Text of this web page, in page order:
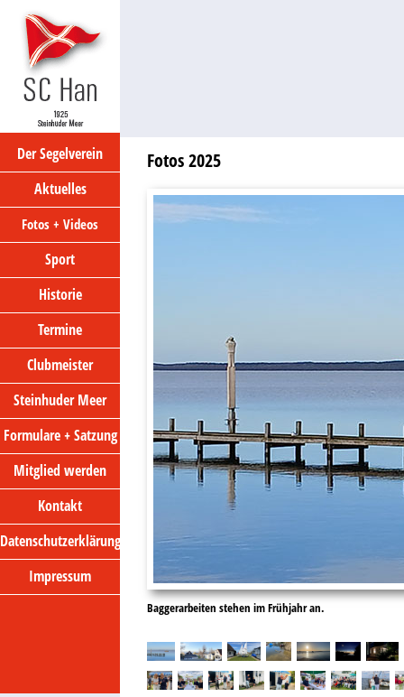
Der Segelverein
Aktuelles
Fotos + Videos
Sport
Historie
Termine
Clubmeister
Steinhuder Meer
Formulare + Satzung
Mitglied werden
Kontakt
Datenschutzerklärung
Impressum
Fotos 2025
Baggerarbeiten stehen im Frühjahr an.
Blick vom Dach der Messe Ende März